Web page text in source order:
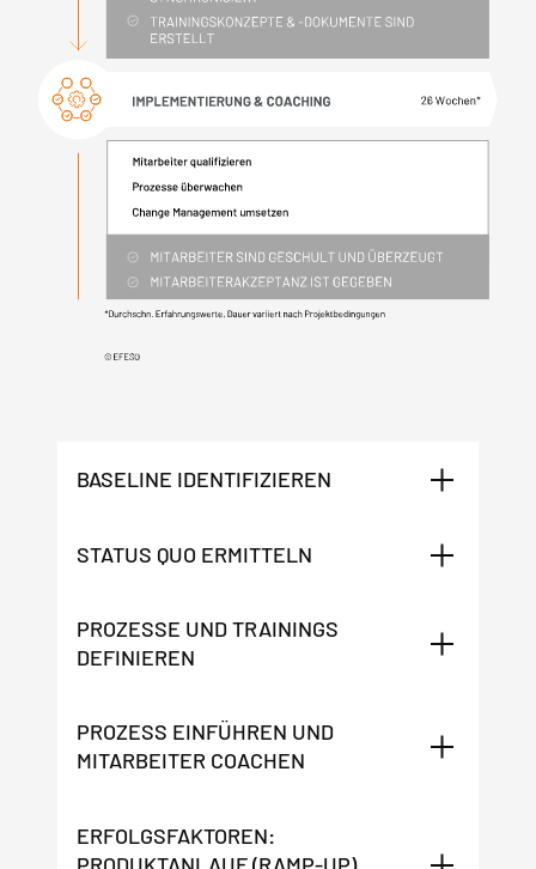
BASELINE IDENTIFIZIEREN
STATUS QUO ERMITTELN
PROZESSE UND TRAININGS
DEFINIEREN
PROZESS EINFÜHREN UND
MITARBEITER COACHEN
ERFOLGSFAKTOREN: